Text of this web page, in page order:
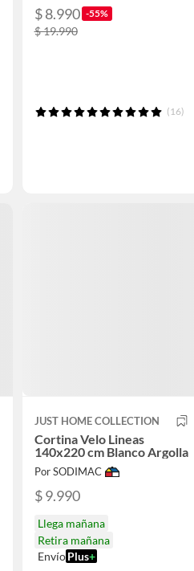
$ 8.990 -55%
$ 19.990
(16)
JUST HOME COLLECTION
Cortina Velo Lineas
140x220 cm Blanco Argolla
Por SODIMAC
$ 9.990
Llega mañana
Retira mañana
Envío Plus+